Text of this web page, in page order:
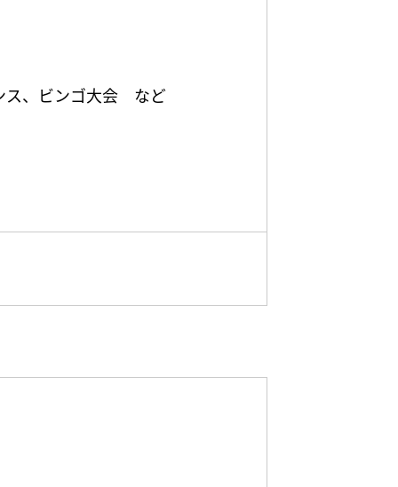
ス、ビンゴ大会 など